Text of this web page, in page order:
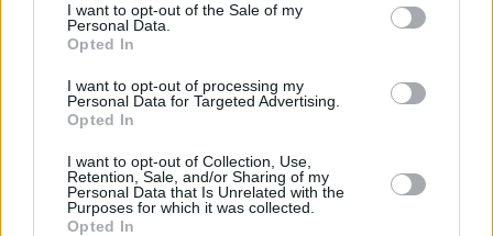
I want to opt-out of the Sale of my
Personal Data.
Opted In
I want to opt-out of processing my
Personal Data for Targeted Advertising.
Opted In
I want to opt-out of Collection, Use,
Retention, Sale, and/or Sharing of my
Personal Data that Is Unrelated with the
Purposes for which it was collected.
Opted In